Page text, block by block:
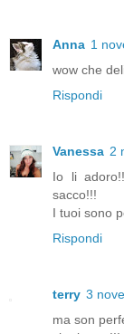
Anna 1
wow che
Rispondi
Vanessa 2
Io li
sacco!!!
I tuoi sono
Rispondi
terry 3
ma son